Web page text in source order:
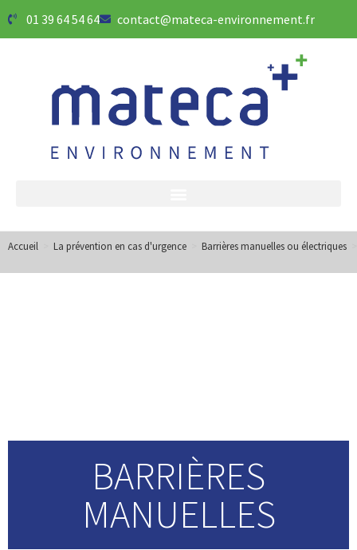
01 39 64 54 64 contact@mateca-environnement.fr
Accueil La prévention en cas d'urgence Barrières manuelles ou électriques
BARRIÈRES
MANUELLES